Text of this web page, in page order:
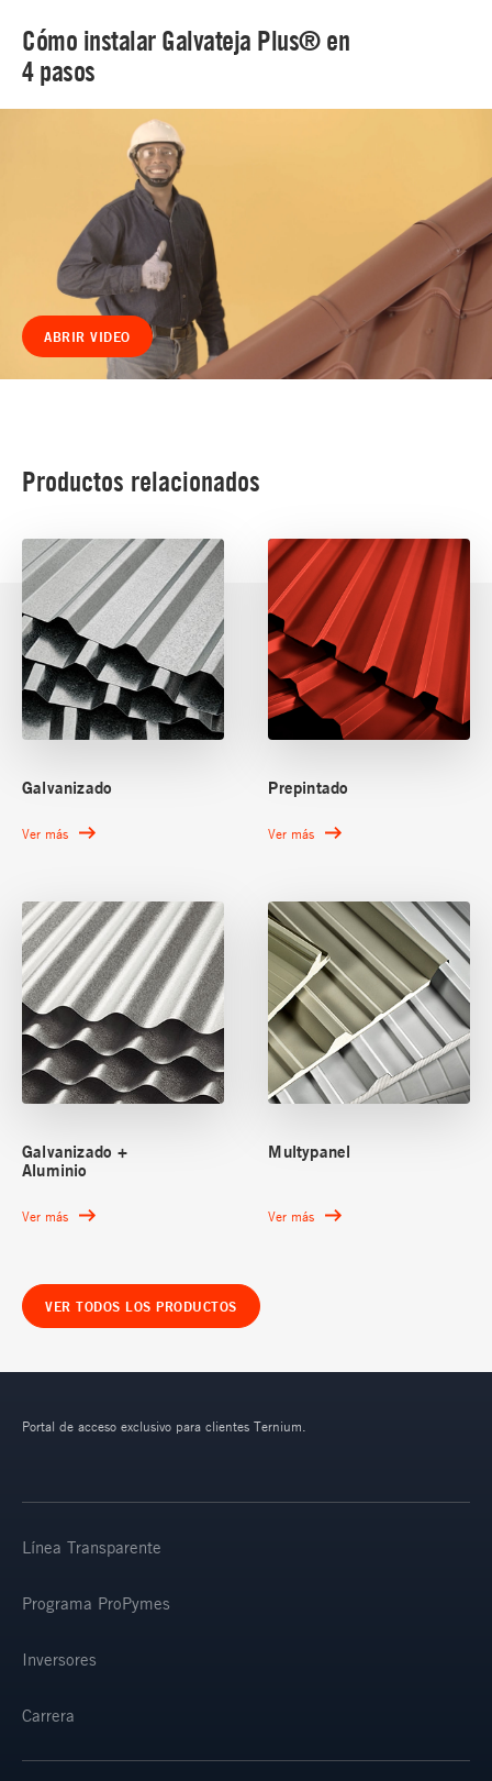
Cómo instalar Galvateja Plus® en
4 pasos
ABRIR VIDEO
Productos relacionados
Galvanizado
Ver más
Prepintado
Ver más
Galvanizado +
Aluminio
Ver más
Multypanel
Ver más
VER TODOS LOS PRODUCTOS
Portal de acceso exclusivo para clientes Ternium.
Línea Transparente
Programa ProPymes
Inversores
Carrera